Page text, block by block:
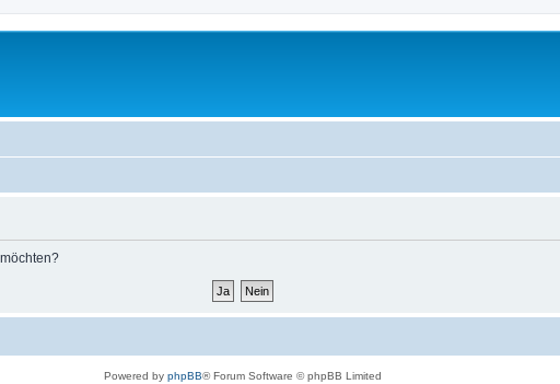
Powered by phpBB® Forum Software © phpBB Limited